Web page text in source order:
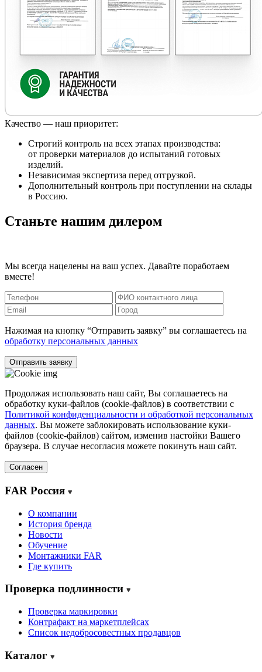
Качество — наш приоритет:
Строгий контроль на всех этапах производства:
от проверки материалов до испытаний готовых
изделий.
Независимая экспертиза перед отгрузкой.
Дополнительный контроль при поступлении на склады
в Россию.
Станьте нашим дилером
Мы всегда нацелены на ваш успех. Давайте поработаем
вместе!
Нажимая на кнопку “Отправить заявку” вы соглашаетесь на
обработку персональных данных
Отправить заявку
Продолжая использовать наш сайт, Вы соглашаетесь на
обработку куки-файлов (cookie-файлов) в соответствии с
Политикой конфиденциальности и обработкой персональных
данных. Вы можете заблокировать использование куки-
файлов (cookie-файлов) сайтом, изменив настойки Вашего
браузера. В случае несогласия можете покинуть наш сайт.
Согласен
FAR Россия
О компании
История бренда
Новости
Обучение
Монтажники FAR
Где купить
Проверка подлинности
Проверка маркировки
Контрафакт на маркетплейсах
Cписок недобросовестных продавцов
Каталог